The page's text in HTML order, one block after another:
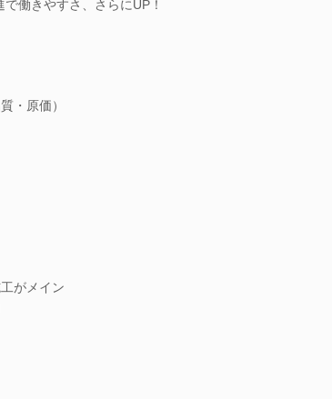
働きやすさ、さらにUP！
・原価）
がメイン